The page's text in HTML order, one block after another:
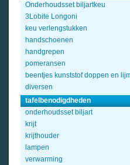
Onderhoudsset biljartkeu
3Lobite Longoni
keu verlengstukken
handschoenen
handgrepen
pomeransen
beentjes kunststof doppen en
diversen
tafelbenodigdheden
onderhoudsset biljart
krijt
krijthouder
lampen
verwarming